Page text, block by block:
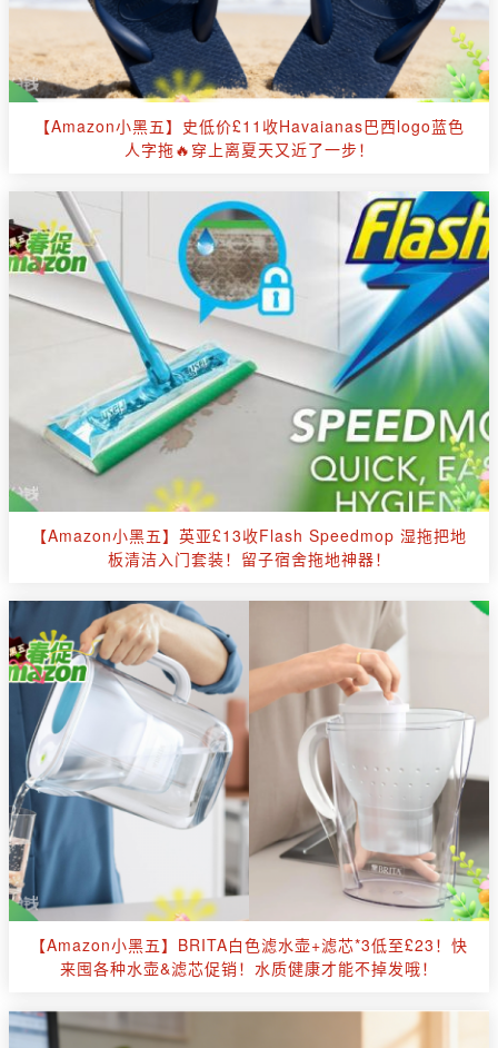
【Amazon小黑五】史低价£11收Havaianas巴西logo蓝色
人字拖🔥穿上离夏天又近了一步！
【Amazon小黑五】英亚£13收Flash Speedmop 湿拖把地
板清洁入门套装！留子宿舍拖地神器！
【Amazon小黑五】BRITA白色滤水壶+滤芯*3低至£23！快
来囤各种水壶&滤芯促销！水质健康才能不掉发哦！